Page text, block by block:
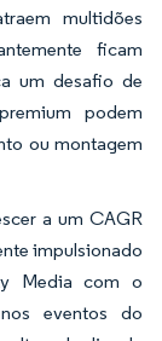
multidões
ficam
um desafio de
podem
ou montagem
a um CAGR
impulsionado
Media com o
eventos do